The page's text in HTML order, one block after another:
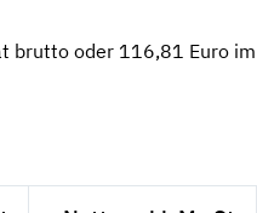
brutto oder 116,81 Euro im